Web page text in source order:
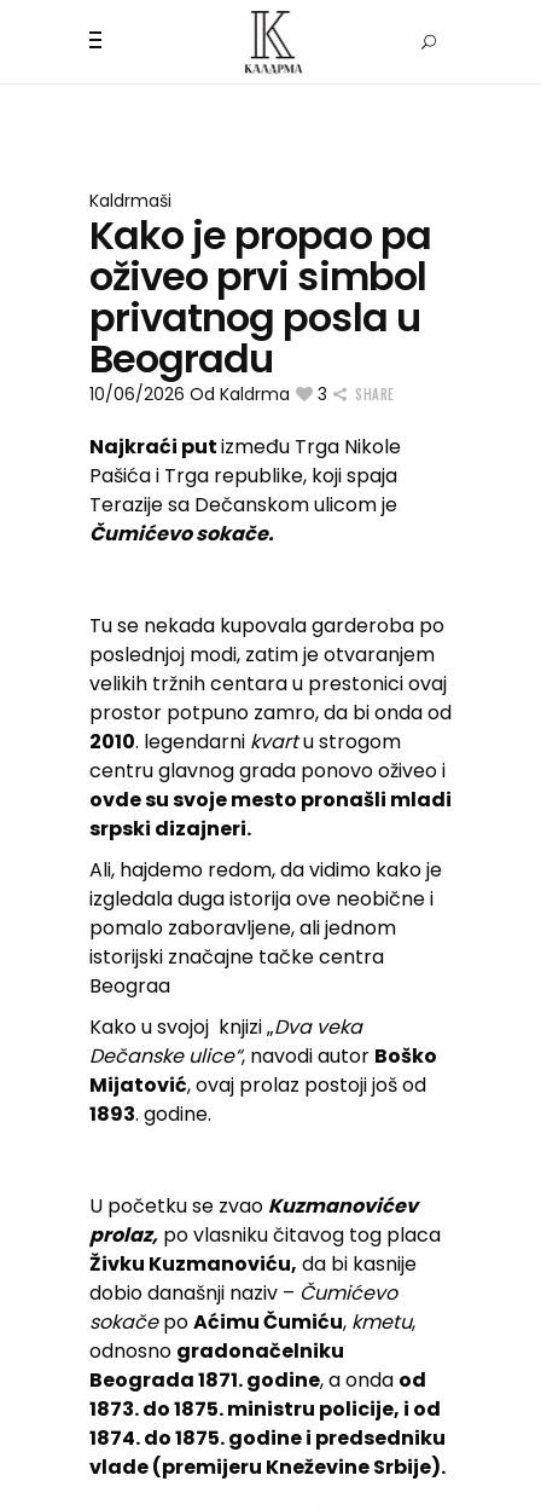
Kaldrmaši
Kako je propao pa
oživeo prvi simbol
privatnog posla u
Beogradu
10/06/2026 Od Kaldrma 3 SHARE
Najkraći putizmeđu Trga Nikole
Pašića i Trga republike, koji spaja
Terazije sa Dečanskom ulicom je
Čumićevo sokače.
Tu se nekada kupovala garderoba po
poslednjoj modi, zatim je otvaranjem
velikih tržnih centara u prestonici ovaj
prostor potpuno zamro, da bi onda od
2010. legendarni kvartu strogom
centru glavnog grada ponovo oživeo i
ovde su svoje mesto pronašli mladi
srpski dizajneri.
Ali, hajdemo redom, da vidimo kako je
izgledala duga istorija ove neobične i
pomalo zaboravljene, ali jednom
istorijski značajne tačke centra
Beograa
Kako u svojoj knjizi „Dva veka
Dečanske ulice“, navodi autor Boško
Mijatović, ovaj prolaz postoji još od
1893. godine.
U početku se zvao Kuzmanovićev
prolaz, po vlasniku čitavog tog placa
Živku Kuzmanoviću, da bi kasnije
dobio današnji naziv – Čumićevo
sokačepoAćimu Čumiću, kmetu,
odnosno gradonačelniku
Beograda 1871. godine, a onda od
1873. do 1875. ministru policije, i od
1874. do 1875. godine i predsedniku
vlade (premijeru Kneževine Srbije).